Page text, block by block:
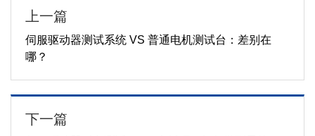
上一篇
伺服驱动器测试系统 VS 普通电机测试台：差别在
哪？
下一篇